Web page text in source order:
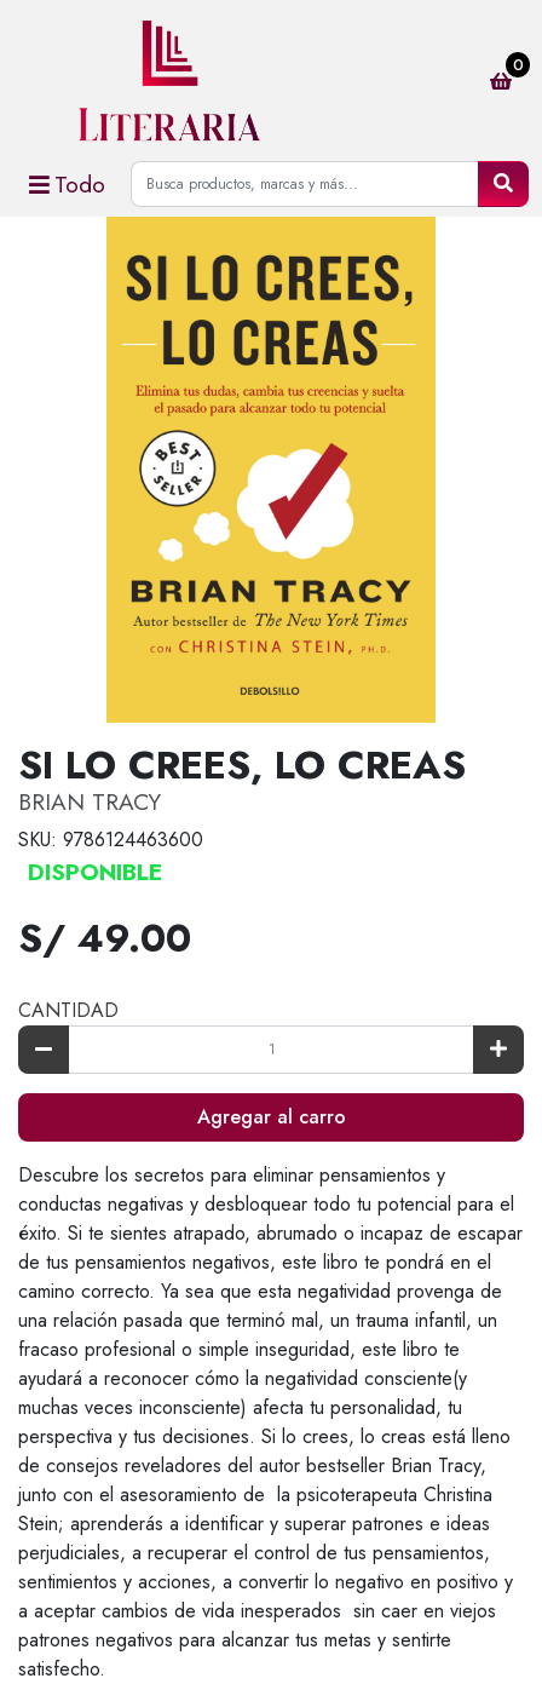
Todo
0
SI LO CREES, LO CREAS
BRIAN TRACY
SKU: 9786124463600
DISPONIBLE
S/ 49.00
CANTIDAD
Agregar al carro
Descubre los secretos para eliminar pensamientos y
conductas negativas y desbloquear todo tu potencial para el
éxito. Si te sientes atrapado, abrumado o incapaz de escapar
de tus pensamientos negativos, este libro te pondrá en el
camino correcto. Ya sea que esta negatividad provenga de
una relación pasada que terminó mal, un trauma infantil, un
fracaso profesional o simple inseguridad, este libro te
ayudará a reconocer cómo la negatividad consciente(y
muchas veces inconsciente) afecta tu personalidad, tu
perspectiva y tus decisiones. Si lo crees, lo creas está lleno
de consejos reveladores del autor bestseller Brian Tracy,
junto con el asesoramiento de la psicoterapeuta Christina
Stein; aprenderás a identificar y superar patrones e ideas
perjudiciales, a recuperar el control de tus pensamientos,
sentimientos y acciones, a convertir lo negativo en positivo y
a aceptar cambios de vida inesperados sin caer en viejos
patrones negativos para alcanzar tus metas y sentirte
satisfecho.